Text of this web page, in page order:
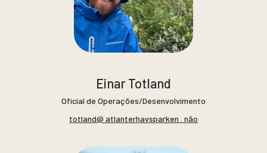
Einar Totland
Oficial de Operações/Desenvolvimento
totland@ atlanterhavsparken . não